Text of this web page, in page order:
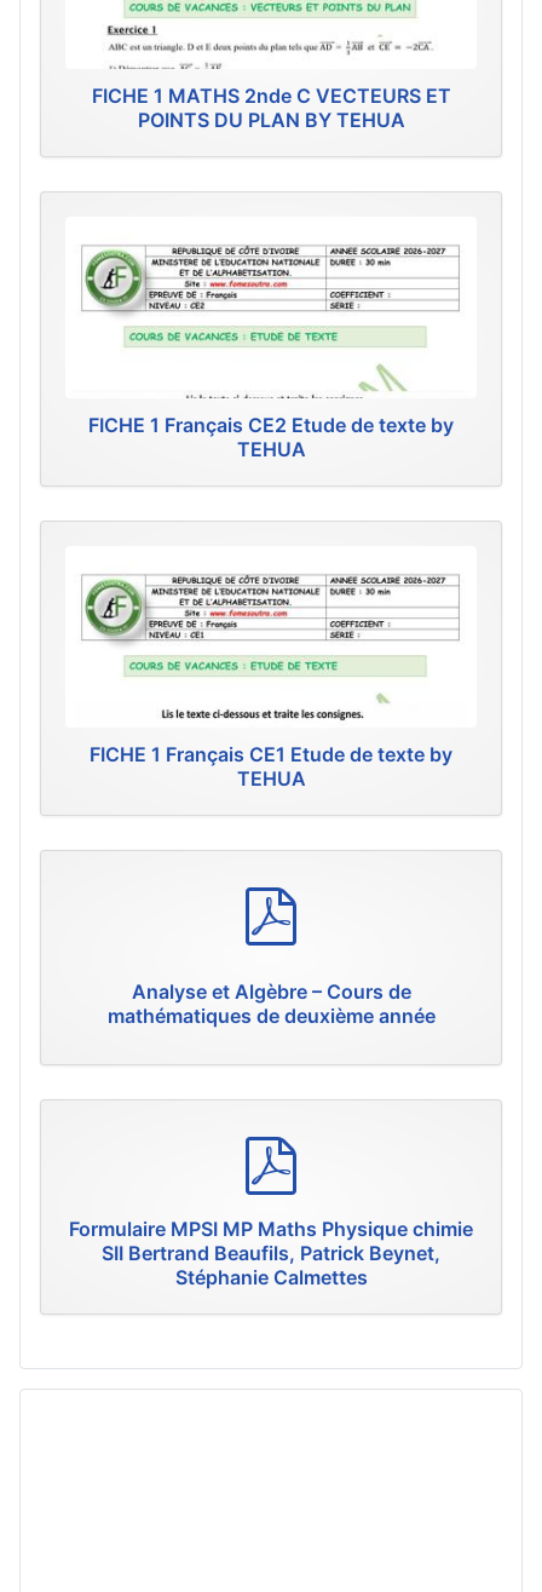
FICHE 1 MATHS 2nde C VECTEURS ET
POINTS DU PLAN BY TEHUA
FICHE 1 Français CE2 Etude de texte by
TEHUA
FICHE 1 Français CE1 Etude de texte by
TEHUA
Analyse et Algèbre – Cours de
mathématiques de deuxième année
Formulaire MPSI MP Maths Physique chimie
SII Bertrand Beaufils, Patrick Beynet,
Stéphanie Calmettes